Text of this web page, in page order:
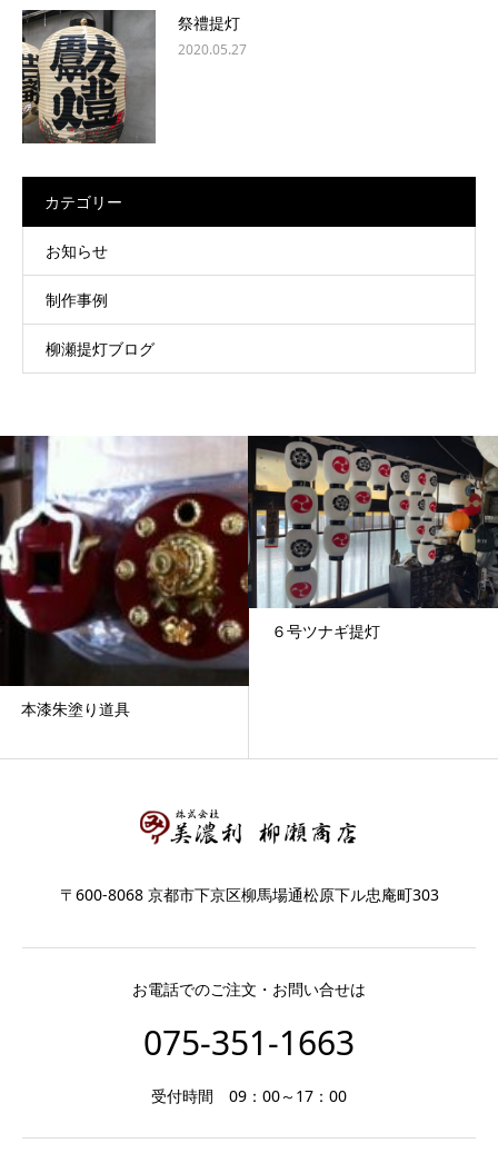
祭禮提灯
2020.05.27
カテゴリー
お知らせ
制作事例
柳瀬提灯ブログ
本漆朱塗り道具
６号ツナギ提灯
〒600-8068 京都市下京区柳馬場通松原下ル忠庵町303
お電話でのご注文・お問い合せは
075-351-1663
受付時間 09：00～17：00